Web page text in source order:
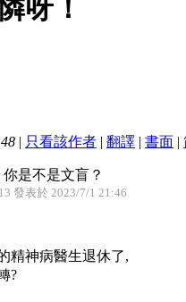
呀！
| 只看該作者 | 翻譯 | 書面 |
是不是文盲？
發表於 2023/7/1 21:46
精神病醫生退休了,
?